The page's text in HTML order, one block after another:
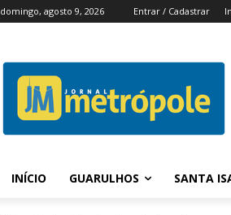
domingo, agosto 9, 2026 Entrar / Cadastrar
INÍCIO GUARULHOS SANTA